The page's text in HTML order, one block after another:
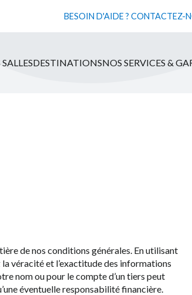
BESOIN D'AIDE ? CONTACTEZ-
DESTINATIONSNOS SERVICES &
de nos conditions générales. En utilisant
véracité et l’exactitude des informations
nom ou pour le compte d’un tiers peut
éventuelle responsabilité financière.